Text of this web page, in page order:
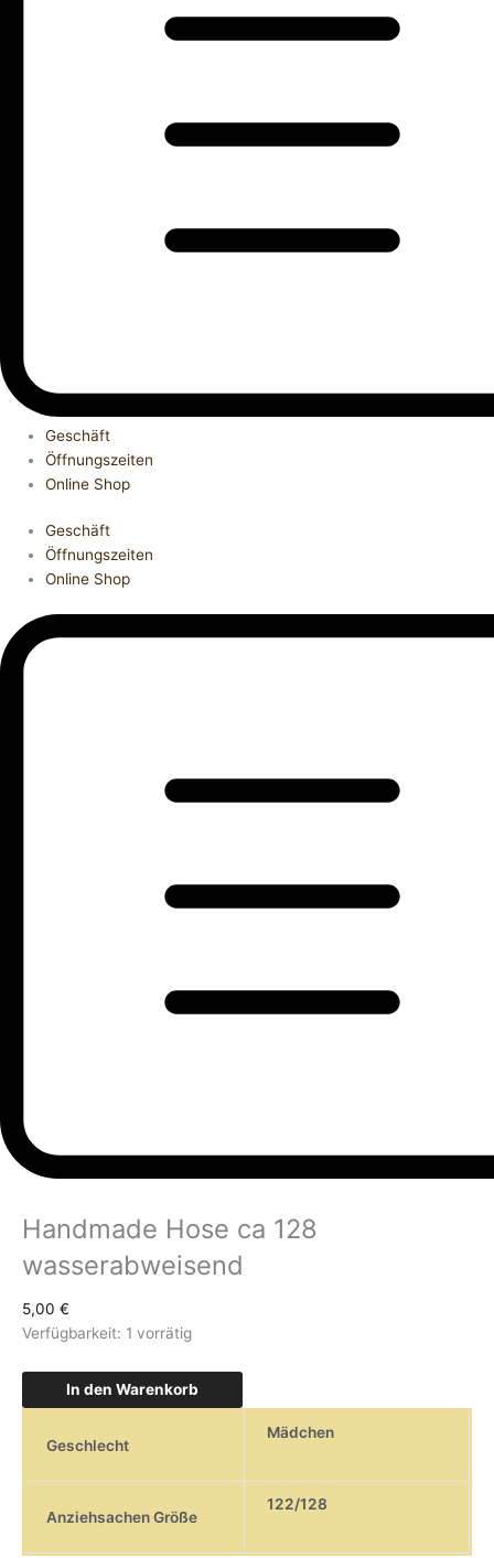
Geschäft
Öffnungszeiten
Online Shop
Geschäft
Öffnungszeiten
Online Shop
Handmade Hose ca 128
wasserabweisend
5,00 €
Verfügbarkeit: 1 vorrätig
In den Warenkorb
Geschlecht
Mädchen
Anziehsachen Größe
122/128